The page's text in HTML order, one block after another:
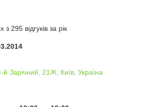
295 відгуків за рік
й Зарічний, 21Ж, Київ, Україна